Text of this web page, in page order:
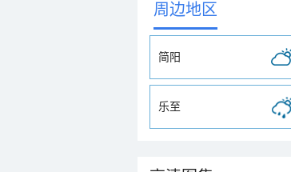
周边地区
简阳
乐至